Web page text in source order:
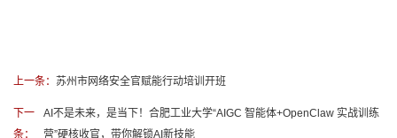
上一条： 苏州市网络安全官赋能行动培训开班
下一
条：
AI不是未来，是当下！合肥工业大学“AIGC 智能体+OpenClaw 实战训练
营”硬核收官，带你解锁AI新技能